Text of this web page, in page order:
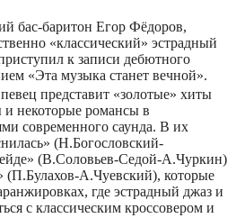
бас-баритон Егор Фёдоров,
«классический» эстрадный
к записи дебютного
«Эта музыка станет вечной».
представит «золотые» хиты
и некоторые романсы в
современного саунда. В их
(Н.Богословский-
(В.Соловьев-Седой-А.Чуркин)
(П.Булахов-А.Чуевский), которые
где эстрадный джаз и
с классическим кроссовером и